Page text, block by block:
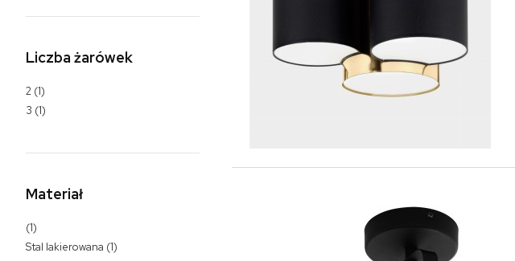
Liczba żarówek
2 (1)
3 (1)
Materiał
(1)
Stal lakierowana (1)